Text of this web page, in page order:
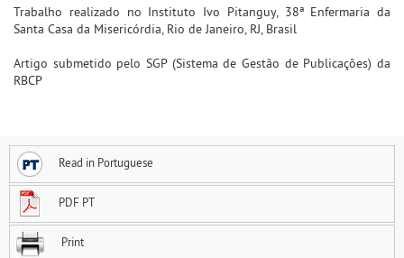
Trabalho realizado no Instituto Ivo Pitanguy, 38ª Enfermaria da
Santa Casa da Misericórdia, Rio de Janeiro, RJ, Brasil
Artigo submetido pelo SGP (Sistema de Gestão de Publicações) da
RBCP
Read in Portuguese
PDF PT
Print